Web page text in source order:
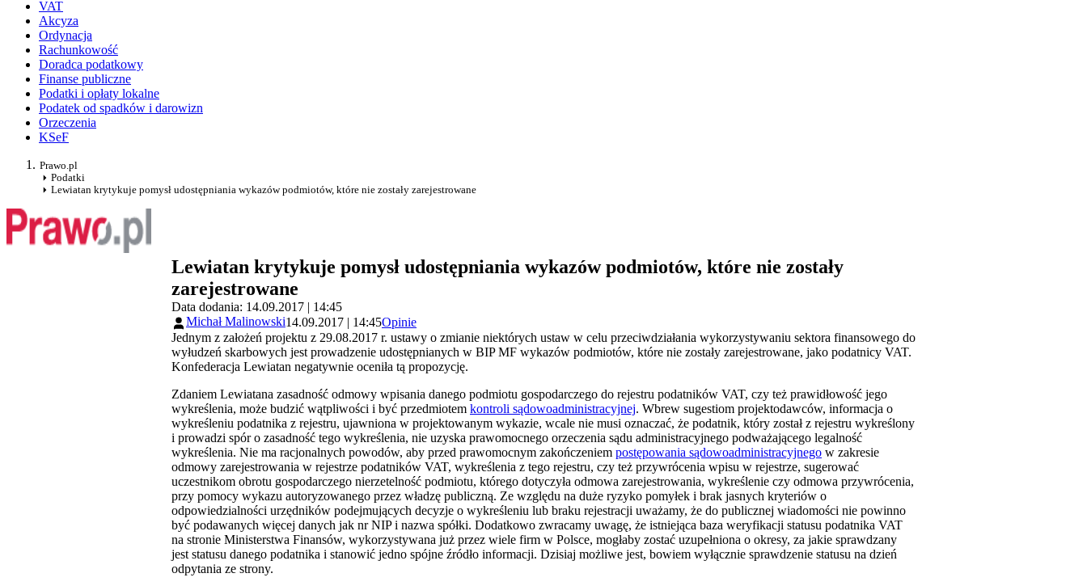
VAT
Akcyza
Ordynacja
Rachunkowość
Doradca podatkowy
Finanse publiczne
Podatki i opłaty lokalne
Podatek od spadków i darowizn
Orzeczenia
KSeF
Prawo.pl
Podatki
Lewiatan krytykuje pomysł udostępniania wykazów podmiotów, które nie zostały zarejestrowane
Lewiatan krytykuje pomysł udostępniania wykazów podmiotów, które nie zostały
zarejestrowane
Data dodania: 14.09.2017 | 14:45
Michał Malinowski14.09.2017 | 14:45Opinie
Jednym z założeń projektu z 29.08.2017 r. ustawy o zmianie niektórych ustaw w celu przeciwdziałania wykorzystywaniu sektora finansowego do
wyłudzeń skarbowych jest prowadzenie udostępnianych w BIP MF wykazów podmiotów, które nie zostały zarejestrowane, jako podatnicy VAT.
Konfederacja Lewiatan negatywnie oceniła tą propozycję.
Zdaniem Lewiatana zasadność odmowy wpisania danego podmiotu gospodarczego do rejestru podatników VAT, czy też prawidłowość jego
wykreślenia, może budzić wątpliwości i być przedmiotem kontroli sądowoadministracyjnej. Wbrew sugestiom projektodawców, informacja o
wykreśleniu podatnika z rejestru, ujawniona w projektowanym wykazie, wcale nie musi oznaczać, że podatnik, który został z rejestru wykreślony
i prowadzi spór o zasadność tego wykreślenia, nie uzyska prawomocnego orzeczenia sądu administracyjnego podważającego legalność
wykreślenia. Nie ma racjonalnych powodów, aby przed prawomocnym zakończeniem postępowania sądowoadministracyjnego w zakresie
odmowy zarejestrowania w rejestrze podatników VAT, wykreślenia z tego rejestru, czy też przywrócenia wpisu w rejestrze, sugerować
uczestnikom obrotu gospodarczego nierzetelność podmiotu, którego dotyczyła odmowa zarejestrowania, wykreślenie czy odmowa przywrócenia,
przy pomocy wykazu autoryzowanego przez władzę publiczną. Ze względu na duże ryzyko pomyłek i brak jasnych kryteriów o
odpowiedzialności urzędników podejmujących decyzje o wykreśleniu lub braku rejestracji uważamy, że do publicznej wiadomości nie powinno
być podawanych więcej danych jak nr NIP i nazwa spółki. Dodatkowo zwracamy uwagę, że istniejąca baza weryfikacji statusu podatnika VAT
na stronie Ministerstwa Finansów, wykorzystywana już przez wiele firm w Polsce, mogłaby zostać uzupełniona o okresy, za jakie sprawdzany
jest statusu danego podatnika i stanowić jedno spójne źródło informacji. Dzisiaj możliwe jest, bowiem wyłącznie sprawdzenie statusu na dzień
odpytania ze strony.